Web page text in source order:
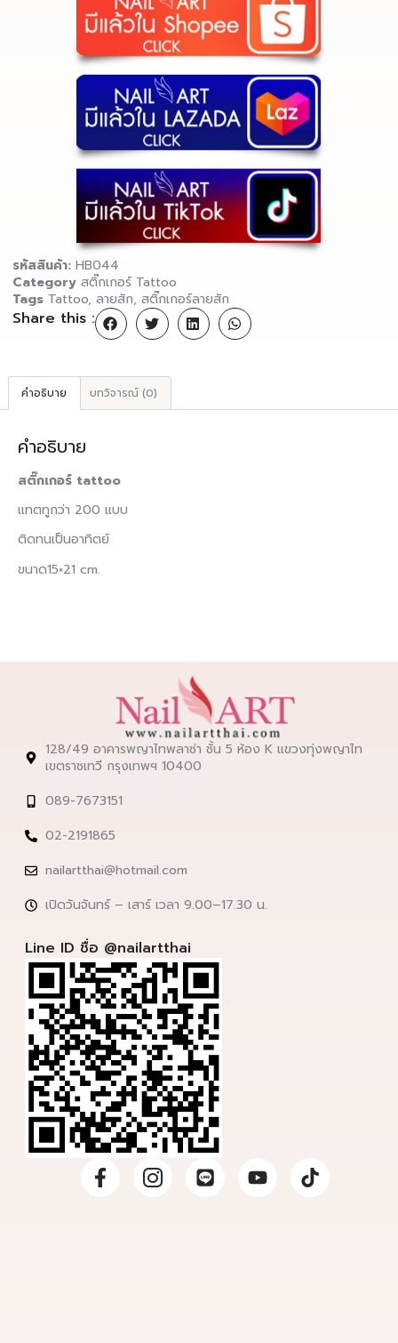
รหัสสินค้า: HB044
Category สติ๊กเกอร์ Tattoo
Tags Tattoo, ลายสัก, สติ๊กเกอร์ลายสัก
Share this :
คำอธิบาย บทวิจารณ์ (0)
คำอธิบาย
สติ๊กเกอร์ tattoo
แทตทูกว่า 200 แบบ
ติดทนเป็นอาทิตย์
ขนาด15×21 cm.
128/49 อาคารพญาไทพลาซ่า ชั้น 5 ห้อง K แขวงทุ่งพญาไท
เขตราชเทวี กรุงเทพฯ 10400
089-7673151
02-2191865
nailartthai@hotmail.com
เปิดวันจันทร์ – เสาร์ เวลา 9.00–17.30 น.
Line ID ชื่อ @nailartthai